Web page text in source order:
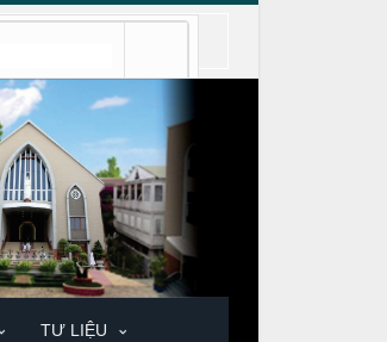
TƯ LIỆU